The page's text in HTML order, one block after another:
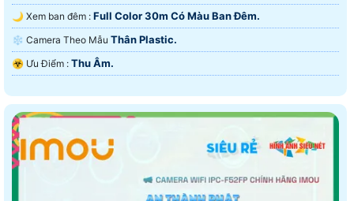
🌙 Xem ban đêm : Full Color 30m Có Màu Ban Ðêm.
❄ Camera Theo Mẫu Thân Plastic.
️☣️ Ưu Điểm : Thu Âm.